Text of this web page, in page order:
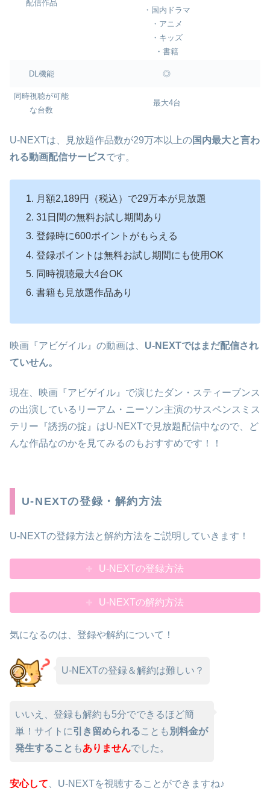
配信作品
・国内ドラマ
・アニメ
・キッズ
・書籍
DL機能 ◎
同時視聴が可能
な台数
最大4台
U-NEXTは、見放題作品数が29万本以上の国内最大と言わ
れる動画配信サービスです。
月額2,189円（税込）で29万本が見放題
31日間の無料お試し期間あり
登録時に600ポイントがもらえる
登録ポイントは無料お試し期間にも使用OK
同時視聴最大4台OK
書籍も見放題作品あり
映画『アビゲイル』の動画は、 U-NEXTではまだ配信され
ていせん。
現在、映画『アビゲイル』で演じたダン・スティーブンス
の出演しているリーアム・ニーソン主演のサスペンスミス
テリー『誘拐の掟』はU-NEXTで見放題配信中なので、ど
んな作品なのかを見てみるのもおすすめです！！
U-NEXTの登録・解約方法
U-NEXTの登録方法と解約方法をご説明していきます！
U-NEXTの登録方法
U-NEXTの解約方法
気になるのは、登録や解約について！
U-NEXTの登録＆解約は難しい？
いいえ、登録も解約も5分でできるほど簡
単！サイトに引き留められることも 別料金が
発生すること もありませんでした。
安心して 、U-NEXTを視聴することができますね♪